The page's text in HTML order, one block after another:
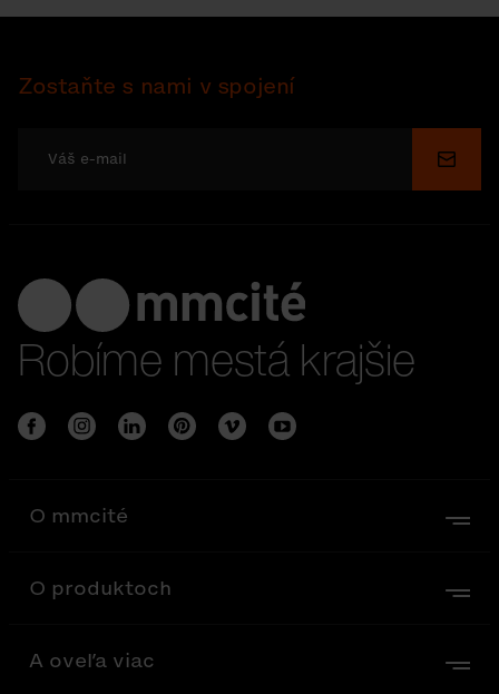
Zostaňte s nami v spojení
Robíme mestá krajšie
O mmcité
O produktoch
A oveľa viac